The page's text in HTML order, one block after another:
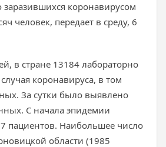
заразившихся коронавирусом
человек, передает в среду, 6
в стране 13184 лабораторно
коронавируса, в том
За сутки было выявлено
С начала эпидемии
пациентов. Наибольшее число
области (1985